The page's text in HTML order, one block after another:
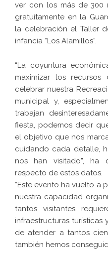
ver con los más de 300
gratuitamente en la
la celebración el Taller
infancia “Los Alamillos”.
“La coyuntura
maximizar los
celebrar nuestra
municipal y,
trabajan
fiesta, podemos decir
el objetivo que nos
cuidando cada detalle,
nos han visitado”, ha
respecto de estos datos.
“Este evento ha vuelto a
nuestra capacidad
tantos visitantes
infraestructuras
de atender a tantos
también hemos